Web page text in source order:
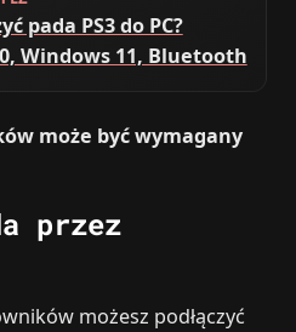
pada PS3 do PC?
Windows 11, Bluetooth
może być wymagany
przez
możesz podłączyć